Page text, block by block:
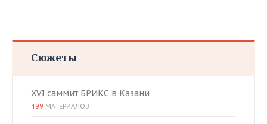
Сюжеты
XVI саммит БРИКС в Казани
499 МАТЕРИАЛОВ